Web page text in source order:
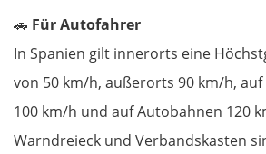
🚗 Für Autofahrer
In Spanien gilt innerorts eine
von 50 km/h, außerorts 90 km/h,
100 km/h und auf Autobahnen 120
Warndreieck und Verbandskasten
Szeged
Baja
Mohács